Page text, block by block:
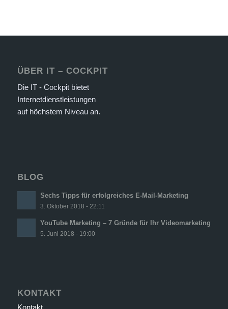
ÜBER IT – COCKPIT
Die IT - Cockpit bietet
Internetdienstleistungen
auf höchstem Niveau an.
BLOG
Sechs Tipps für erfolgreiches E-Mail-Marketing
3. Oktober 2018 - 22:11
YouTube Marketing – 7 Gründe für Ihr Videomarketing
5. Juni 2018 - 19:00
KONTAKT
Kontakt